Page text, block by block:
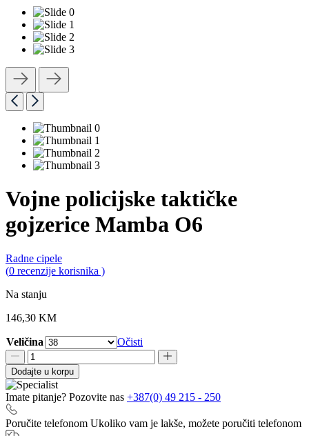
Vojne policijske taktičke
gojzerice Mamba O6
Radne cipele
0,0
(0 recenzije korisnika )
Na stanju
146,30 KM
Veličina
Očisti
Vojne
policijske
taktičke
gojzerice
Mamba
O6
količina
Dodajte u korpu
Imate pitanje? Pozovite nas +387(0) 49 215 - 250
Poručite telefonom Ukoliko vam je lakše, možete poručiti telefonom